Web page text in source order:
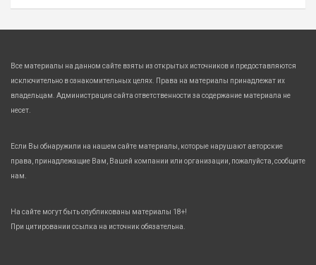
Все материалы на данном сайте взяты из открытых источников и предоставляются
исключительно в ознакомительных целях. Права на материалы принадлежат их
владельцам. Администрация сайта ответственности за содержание материала не
несет.
Если Вы обнаружили на нашем сайте материалы, которые нарушают авторские
права, принадлежащие Вам, Вашей компании или организации, пожалуйста, сообщите
нам.
На сайте могут быть опубликованы материалы 18+!
При цитировании ссылка на источник обязательна.